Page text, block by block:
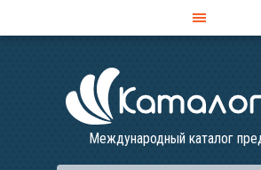
Международный каталог